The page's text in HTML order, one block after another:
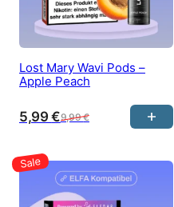
Lost Mary Wavi Pods –
Apple Peach
9,99€
5,99€